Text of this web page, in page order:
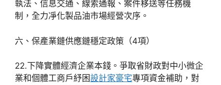
執法、信息交通、線索通報、案件移送等任務機
制，全力凈化製品油市場經營次序。
六、保產業鏈供應鏈穩定政策（4項）
22.下降實體經濟企業本錢。爭取省財政對中小微企
業和個體工商戶紓困設計家豪宅專項資金補助，對